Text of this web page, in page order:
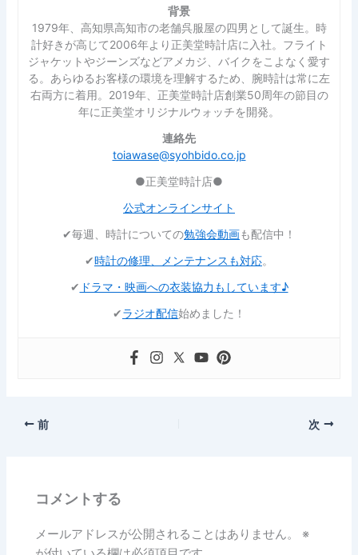
背景
1979年、高知県高知市の老舗呉服屋の四男として誕生。時
計好きが高じて2006年より正美堂時計店に入社。フライト
ジャケットやジーンズなどアメカジ、バイクをこよなく愛す
る。あらゆるお客様の環境を理解するため、腕時計は常に左
右両方に着用。2019年、正美堂時計店創業50周年の節目の
年に正美堂オリジナルウォッチを開発。
連絡先
toiawase@syohbido.co.jp
●正美堂時計店●
公式オンラインサイト
✔︎毎週、時計についての勉強会動画も配信中！
✔︎時計の修理、メンテナンスも対応。
✔︎ ドラマ・映画への衣装協力もしています♪
✔︎ラジオ配信始めました！
前 次
コメントする
メールアドレスが公開されることはありません。
※